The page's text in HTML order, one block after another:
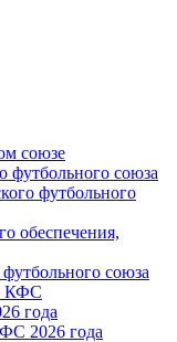
союзе
футбольного союза
футбольного
обеспечения,
союза
КФС
года
2026 года